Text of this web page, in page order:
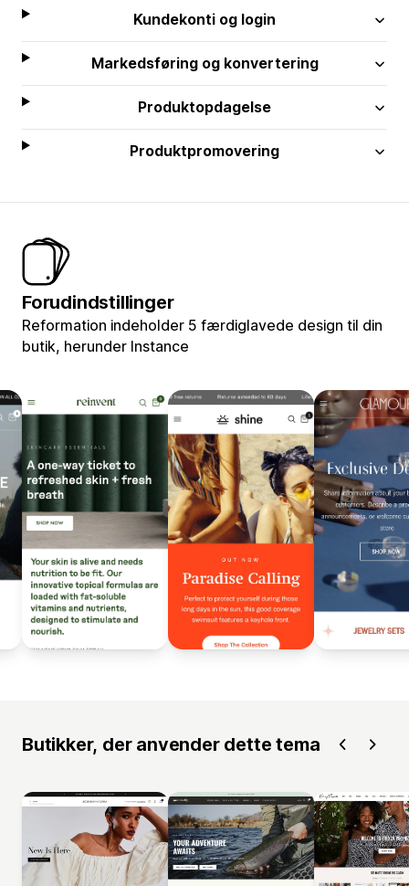
Kundekonti og login
Markedsføring og konvertering
Produktopdagelse
Produktpromovering
Forudindstillinger
Reformation indeholder 5 færdiglavede design til din
butik, herunder Instance
Butikker, der anvender dette tema